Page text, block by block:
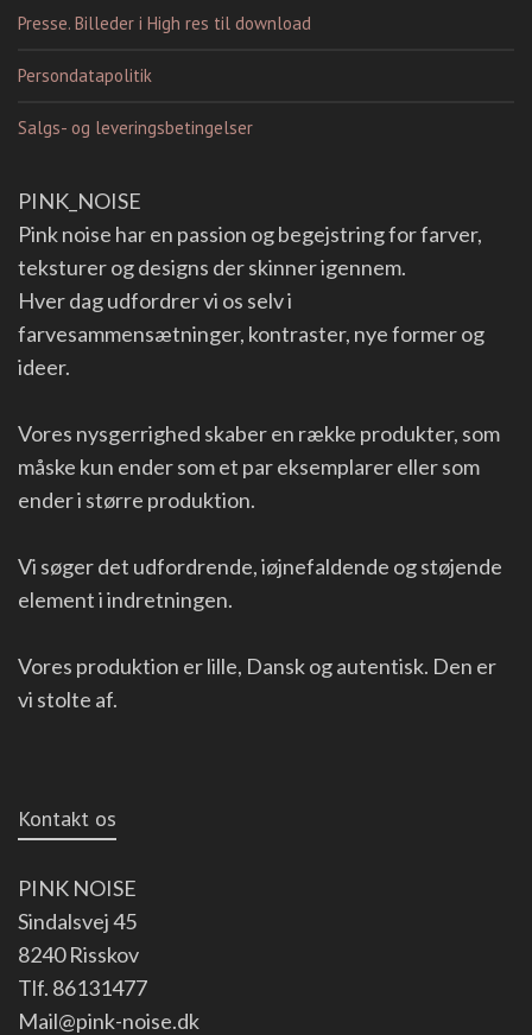
Presse. Billeder i High res til download
Persondatapolitik
Salgs- og leveringsbetingelser
PINK_NOISE
Pink noise har en passion og begejstring for farver,
teksturer og designs der skinner igennem.
Hver dag udfordrer vi os selv i
farvesammensætninger, kontraster, nye former og
ideer.
Vores nysgerrighed skaber en række produkter, som
måske kun ender som et par eksemplarer eller som
ender i større produktion.
Vi søger det udfordrende, iøjnefaldende og støjende
element i indretningen.
Vores produktion er lille, Dansk og autentisk. Den er
vi stolte af.
Kontakt os
PINK NOISE
Sindalsvej 45
8240 Risskov
Tlf. 86131477
Mail@pink-noise.dk